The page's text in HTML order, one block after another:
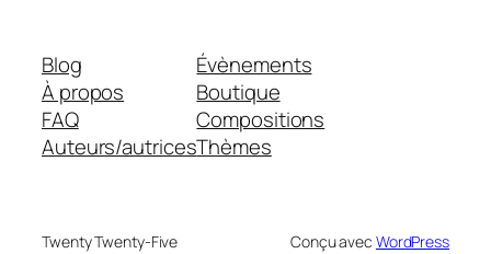
Blog
À propos
FAQ
Auteurs/autrices
Évènements
Boutique
Compositions
Thèmes
Twenty Twenty-Five Conçu avec WordPress